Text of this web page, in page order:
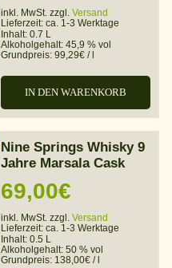
inkl. MwSt. zzgl. Versand
Lieferzeit: ca. 1-3 Werktage
Inhalt: 0.7 L
Alkoholgehalt: 45,9 % vol
Grundpreis: 99,29€ /
IN DEN WARENKORB
Nine Springs Whisky 9
Jahre Marsala Cask
69,00€
inkl. MwSt. zzgl. Versand
Lieferzeit: ca. 1-3 Werktage
Inhalt: 0.5 L
Alkoholgehalt: 50 % vol
Grundpreis: 138,00€ /